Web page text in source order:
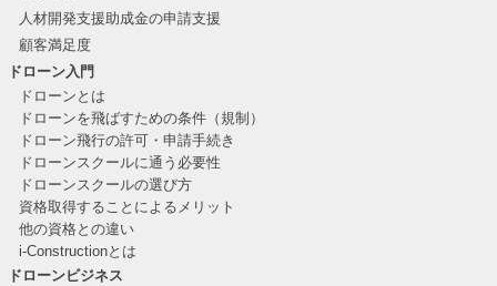
人材開発支援助成金の申請支援
顧客満足度
ドローン入門
ドローンとは
ドローンを飛ばすための条件（規制）
ドローン飛行の許可・申請手続き
ドローンスクールに通う必要性
ドローンスクールの選び方
資格取得することによるメリット
他の資格との違い
i-Constructionとは
ドローンビジネス